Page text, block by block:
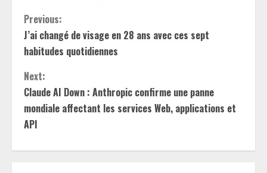
C
o
n
t
i
n
Previous:
J’ai changé de visage en 28 ans avec ces sept
habitudes quotidiennes
Next:
Claude AI Down : Anthropic confirme une panne
mondiale affectant les services Web, applications et
API